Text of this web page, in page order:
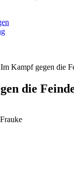
Kampf gegen die
die